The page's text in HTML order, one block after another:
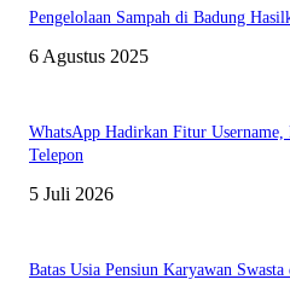
Pengelolaan Sampah di Badung
6 Agustus 2025
WhatsApp Hadirkan Fitur
Telepon
5 Juli 2026
Batas Usia Pensiun Karyawan